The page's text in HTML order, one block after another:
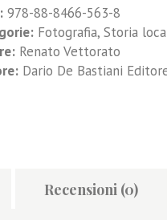
978-88-8466-563-8
Fotografia, Storia
Renato Vettorato
Dario De Bastiani
Recensioni (0)